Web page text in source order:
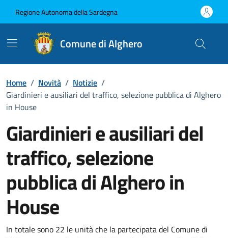
Regione Autonoma della Sardegna
Comune di Alghero
Home / Novità / Notizie /
Giardinieri e ausiliari del traffico, selezione pubblica di Alghero
in House
Giardinieri e ausiliari del
traffico, selezione
pubblica di Alghero in
House
Dettagli della notizia
In totale sono 22 le unità che la partecipata del Comune di